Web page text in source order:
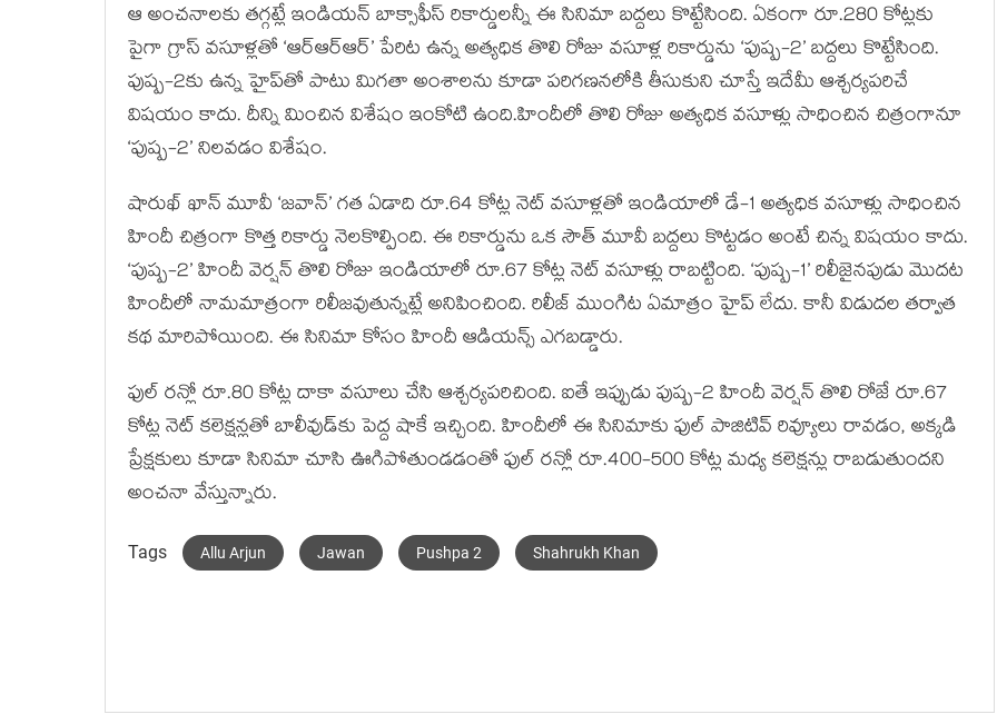
ఆ అంచనాలకు తగ్గట్లే ఇండియన్ బాక్సాఫీస్ రికార్డులన్నీ ఈ సినిమా బద్దలు కొట్టేసింది. ఏకంగా రూ.280 కోట్లకు
పైగా గ్రాస్ వసూళ్లతో ‘ఆర్ఆర్ఆర్’ పేరిట ఉన్న అత్యధిక తొలి రోజు వసూళ్ల రికార్డును ‘పుష్ప-2’ బద్దలు కొట్టేసింది.
పుష్ప-2కు ఉన్న హైప్‌తో పాటు మిగతా అంశాలను కూడా పరిగణనలోకి తీసుకుని చూస్తే ఇదేమీ ఆశ్చర్యపరిచే
విషయం కాదు. దీన్ని మించిన విశేషం ఇంకోటి ఉంది.హిందీలో తొలి రోజు అత్యధిక వసూళ్లు సాధించిన చిత్రంగానూ
‘పుష్ప-2’ నిలవడం విశేషం.
షారుఖ్ ఖాన్ మూవీ ‘జవాన్’ గత ఏడాది రూ.64 కోట్ల నెట్ వసూళ్లతో ఇండియాలో డే-1 అత్యధిక వసూళ్లు సాధించిన
హిందీ చిత్రంగా కొత్త రికార్డు నెలకొల్పింది. ఈ రికార్డును ఒక సౌత్ మూవీ బద్దలు కొట్టడం అంటే చిన్న విషయం కాదు.
‘పుష్ప-2’ హిందీ వెర్షన్ తొలి రోజు ఇండియాలో రూ.67 కోట్ల నెట్ వసూళ్లు రాబట్టింది. ‘పుష్ప-1’ రిలీజైనపుడు మొదట
హిందీలో నామమాత్రంగా రిలీజవుతున్నట్లే అనిపించింది. రిలీజ్ ముంగిట ఏమాత్రం హైప్ లేదు. కానీ విడుదల తర్వాత
కథ మారిపోయింది. ఈ సినిమా కోసం హిందీ ఆడియన్స్ ఎగబడ్డారు.
ఫుల్ రన్లో రూ.80 కోట్ల దాకా వసూలు చేసి ఆశ్చర్యపరిచింది. ఐతే ఇప్పుడు పుష్ప-2 హిందీ వెర్షన్ తొలి రోజే రూ.67
కోట్ల నెట్ కలెక్షన్లతో బాలీవుడ్‌కు పెద్ద షాకే ఇచ్చింది. హిందీలో ఈ సినిమాకు ఫుల్ పాజిటివ్ రివ్యూలు రావడం, అక్కడి
ప్రేక్షకులు కూడా సినిమా చూసి ఊగిపోతుండడంతో ఫుల్ రన్లో రూ.400-500 కోట్ల మధ్య కలెక్షన్లు రాబడుతుందని
అంచనా వేస్తున్నారు.
Tags Allu Arjun Jawan Pushpa 2 Shahrukh Khan